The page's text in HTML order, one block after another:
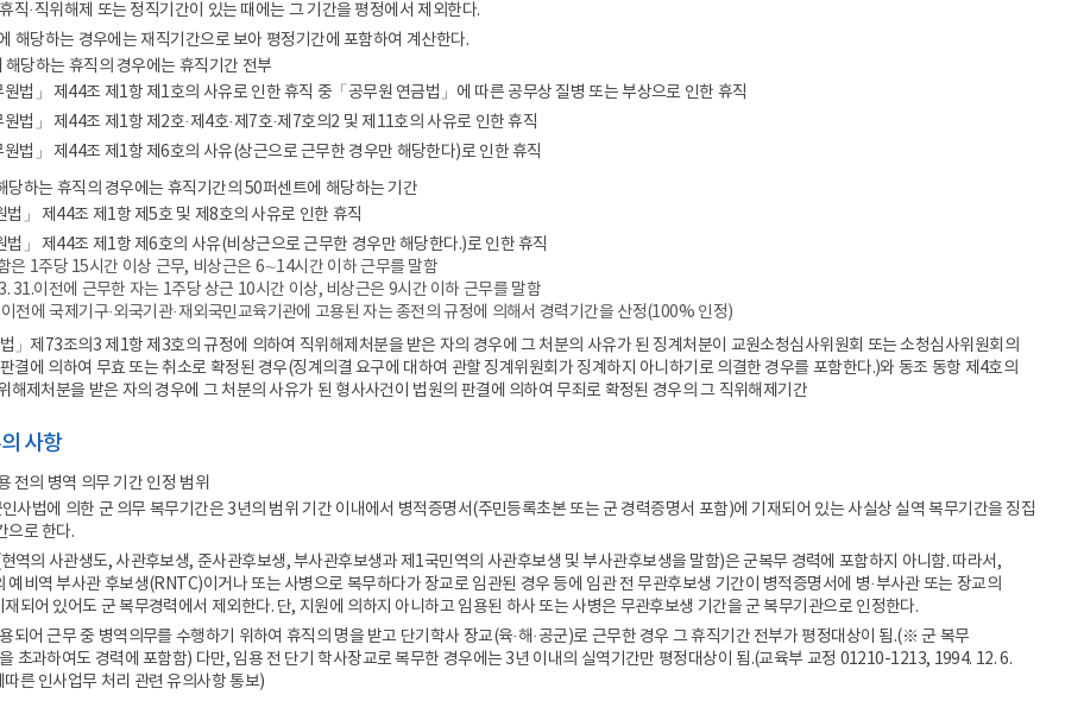
직·직위해제 또는 정직기간이 있는 때에는 그 기간을 평정에서 제외한다.
해당하는 경우에는 재직기간으로 보아 평정기간에 포함하여 계산한다.
해당하는 휴직의 경우에는 휴직기간 전부
법」 제44조 제1항 제1호의 사유로 인한 휴직 중「공무원 연금법」에 따른 공무상 질병 또는 부상으로 인한 휴직
법」 제44조 제1항 제2호·제4호·제7호·제7호의2 및 제11호의 사유로 인한 휴직
법」 제44조 제1항 제6호의 사유(상근으로 근무한 경우만 해당한다)로 인한 휴직
당하는 휴직의 경우에는 휴직기간의 50퍼센트에 해당하는 기간
법」 제44조 제1항 제5호 및 제8호의 사유로 인한 휴직
법」 제44조 제1항 제6호의 사유(비상근으로 근무한 경우만 해당한다.)로 인한 휴직
은 1주당 15시간 이상 근무, 비상근은 6∼14시간 이하 근무를 말함
31.이전에 근무한 자는 1주당 상근 10시간 이상, 비상근은 9시간 이하 근무를 말함
전에 국제기구·외국기관·재외국민교육기관에 고용된 자는 종전의 규정에 의해서 경력기간을 산정(100% 인정)
」제73조의3 제1항 제3호의 규정에 의하여 직위해제처분을 받은 자의 경우에 그 처분의 사유가 된 징계처분이 교원소청심사위원회 또는 소청심사위원회의
결에 의하여 무효 또는 취소로 확정된 경우(징계의결 요구에 대하여 관할 징계위원회가 징계하지 아니하기로 의결한 경우를 포함한다.)와 동조 동항 제4호의
해제처분을 받은 자의 경우에 그 처분의 사유가 된 형사사건이 법원의 판결에 의하여 무죄로 확정된 경우의 그 직위해제기간
사항
전의 병역 의무 기간 인정 범위
사법에 의한 군 의무 복무기간은 3년의 범위 기간 이내에서 병적증명서(주민등록초본 또는 군 경력증명서 포함)에 기재되어 있는 사실상 실역 복무기간을 징집
으로 한다.
역의 사관생도, 사관후보생, 준사관후보생, 부사관후보생과 제1국민역의 사관후보생 및 부사관후보생을 말함)은 군복무 경력에 포함하지 아니함. 따라서,
예비역 부사관 후보생(RNTC)이거나 또는 사병으로 복무하다가 장교로 임관된 경우 등에 임관 전 무관후보생 기간이 병적증명서에 병·부사관 또는 장교의
되어 있어도 군 복무경력에서 제외한다. 단, 지원에 의하지 아니하고 임용된 하사 또는 사병은 무관후보생 기간을 군 복무기관으로 인정한다.
되어 근무 중 병역의무를 수행하기 위하여 휴직의 명을 받고 단기학사 장교(육·해·공군)로 근무한 경우 그 휴직기간 전부가 평정대상이 됨.(※ 군 복무
초과하여도 경력에 포함함) 다만, 임용 전 단기 학사장교로 복무한 경우에는 3년 이내의 실역기간만 평정대상이 됨.(교육부 교정 01210-1213, 1994. 12. 6.
른 인사업무 처리 관련 유의사항 통보)